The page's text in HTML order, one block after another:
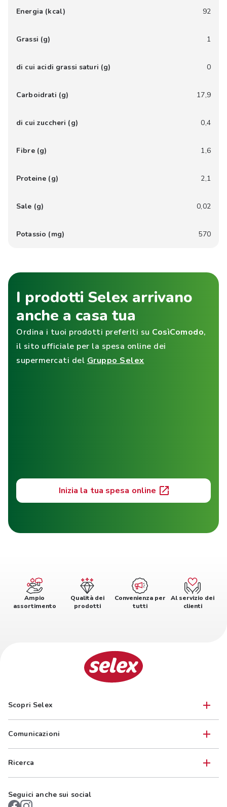
Energia (kcal) 92
Grassi (g) 1
di cui acidi grassi saturi (g) 0
Carboidrati (g) 17,9
di cui zuccheri (g) 0,4
Fibre (g) 1,6
Proteine (g) 2,1
Sale (g) 0,02
Potassio (mg) 570
I prodotti Selex arrivano
anche a casa tua
Ordina i tuoi prodotti preferiti su CosìComodo,
il sito ufficiale per la spesa online dei
supermercati del Gruppo Selex
Inizia la tua spesa online
Ampio
assortimento
Qualità dei
prodotti
Convenienza per
tutti
Al servizio dei
clienti
Scopri Selex
Comunicazioni
Ricerca
Seguici anche sui social